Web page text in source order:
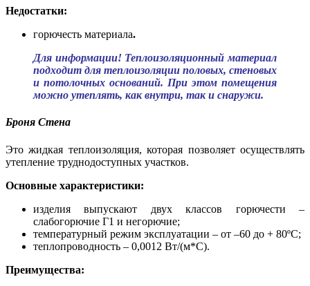
Недостатки:
горючесть материала.
Для информации! Теплоизоляционный материал
подходит для теплоизоляции половых, стеновых
и потолочных оснований. При этом помещения
можно утеплять, как внутри, так и снаружи.
Броня Стена
Это жидкая теплоизоляция, которая позволяет осуществлять
утепление труднодоступных участков.
Основные характеристики:
изделия выпускают двух классов горючести –
слабогорючие Г1 и негорючие;
температурный режим эксплуатации – от –60 до + 80ºС;
теплопроводность – 0,0012 Вт/(м*С).
Преимущества: